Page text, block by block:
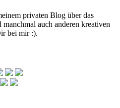
privaten Blog über das
auch anderen kreativen
bei mir :).